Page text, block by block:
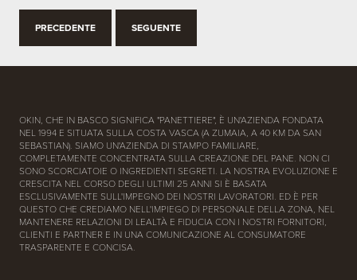
PRECEDENTE SEGUENTE
OKIN, CHE IN BASCO SIGNIFICA "PANETTIERE", È UN'AZIENDA FONDATA
NEL 1994 E SITUATA SULLA COSTA VASCA (A ZUMAIA, A 40 KM DA SAN
SEBASTIAN). SIAMO UN'AZIENDA DI STAMPO FAMILIARE,
COMPLETAMENTE CONCENTRATA SULLA CREAZIONE DEL PANE. NON CI
SONO SCORCIATOIE O INGREDIENTI SEGRETI. LA NOSTRA EVOLUZIONE E
CRESCITA NEL CORSO DEGLI ULTIMI 25 ANNI SI È BASATA
ESCLUSIVAMENTE SULL'IMPEGNO DEI NOSTRI LAVORATORI. ED È PER
QUESTO CHE CREDIAMO NELL'IMPIEGO DI PERSONALE DELLA ZONA, NEL
MANTENERE RELAZIONI DI LEALTÀ E FIDUCIA CON I NOSTRI FORNITORI,
CLIENTI E PARTNER E IN UNA COMUNICAZIONE AL CONSUMATORE
TRASPARENTE E CONCISA.